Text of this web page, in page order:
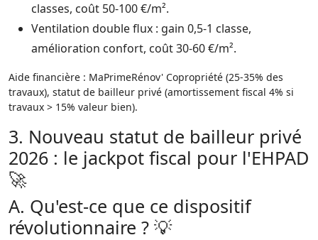
classes, coût 50-100 €/m².​
Ventilation double flux : gain 0,5-1 classe,
amélioration confort, coût 30-60 €/m².​
Aide financière : MaPrimeRénov' Copropriété (25-35% des
travaux), statut de bailleur privé (amortissement fiscal 4% si
travaux > 15% valeur bien).​
3. Nouveau statut de bailleur privé
2026 : le jackpot fiscal pour l'EHPAD
🚀
A. Qu'est-ce que ce dispositif
révolutionnaire ? 💡